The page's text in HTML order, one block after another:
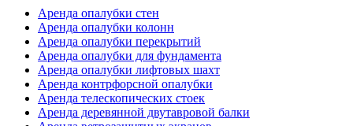
Аренда опалубки стен
Аренда опалубки колонн
Аренда опалубки перекрытий
Аренда опалубки для фундамента
Аренда опалубки лифтовых шахт
Аренда контрфорсной опалубки
Аренда телескопических стоек
Аренда деревянной двутавровой балки